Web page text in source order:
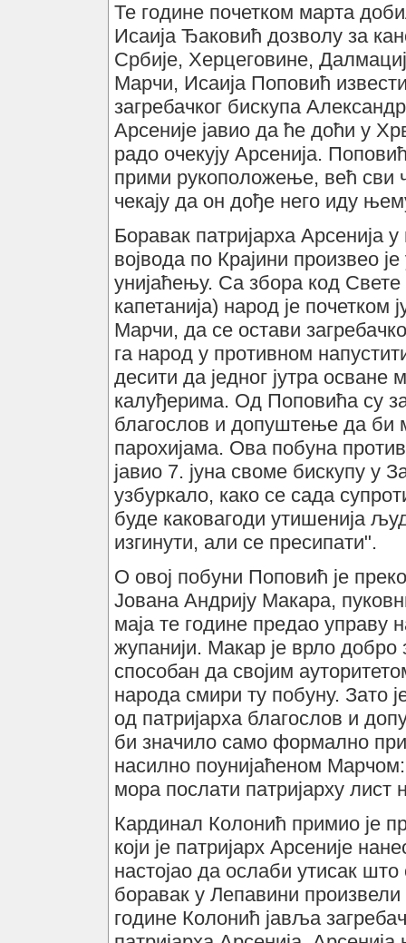
Те године почетком марта
Исаија Ђаковић дозволу за
Србије, Херцеговине,
Марчи, Исаија Поповић
загребачког бискупа
Арсеније јавио да ће доћи у
радо очекују Арсенија.
прими рукоположење, већ сви
чекају да он дође него иду
Боравак патријарха Арсенија
војвода по Крајини произвео
унијаћењу. Са збора код
капетанија) народ је
Марчи, да се остави
га народ у противном
десити да једног јутра осване
калуђерима. Од Поповића су
благослов и допуштење да би
парохијама. Ова побуна
јавио 7. јуна своме бискупу у
узбуркало, како се сада
буде каковагоди утишенија
изгинути, али се пресипати".
О овој побуни Поповић је
Јована Андрију Макара,
маја те године предао управу
жупанији. Макар је врло добро
способан да својим
народа смири ту побуну. Зато
од патријарха благослов и
би значило само формално
насилно поунијаћеном
мора послати патријарху лист
Кардинал Колонић примио је
који је патријарх Арсеније
настојао да ослаби утисак што
боравак у Лепавини
године Колонић јавља